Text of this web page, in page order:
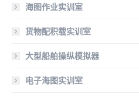
海图作业实训室
货物配积载实训室
大型船舶操纵模拟器
电子海图实训室